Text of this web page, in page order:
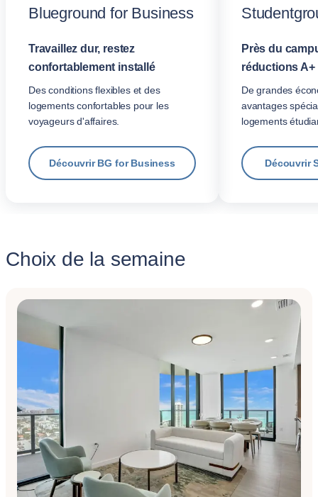
Blueground for Business
Travaillez dur, restez
confortablement installé
Des conditions flexibles et des
logements confortables pour les
voyageurs d'affaires.
Découvrir BG for Business
Près du
réductions A+
De grandes
avantages
logements
Découvrir
Choix de la semaine